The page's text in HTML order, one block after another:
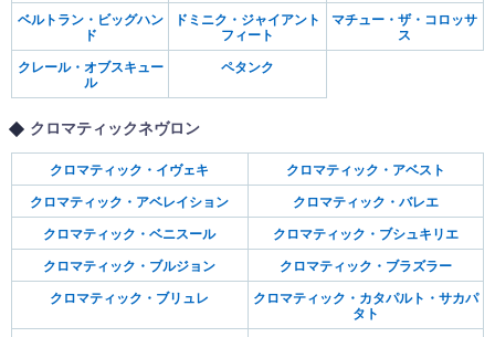
ベルトラン・ビッグハン
ド
ドミニク・ジャイアント
フィート
マチュー・ザ・コロッサ
ス
クレール・オブスキュー
ル
ペタンク
クロマティックネヴロン
クロマティック・イヴェキ クロマティック・アベスト
クロマティック・アベレイション クロマティック・バレエ
クロマティック・ベニスール クロマティック・ブシュキリエ
クロマティック・ブルジョン クロマティック・ブラズラー
クロマティック・ブリュレ
クロマティック・カタパルト・サカパ
タト